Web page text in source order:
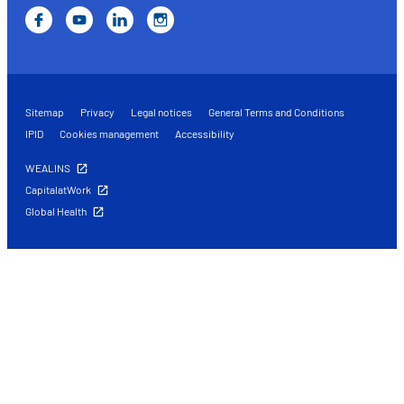
Sitemap Privacy Legal notices
General Terms and Conditions
IPID
Cookies management Accessibility
WEALINS
CapitalatWork
Global Health